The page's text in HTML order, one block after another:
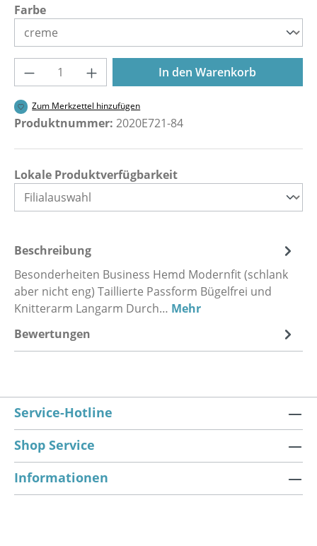
Farbeauswählen
Produkt Anzahl: Gib den gewünschten
In den Warenkorb
Zum Merkzettel hinzufügen
Produktnummer: 2020E721-84
Lokale Produktverfügbarkeit
Beschreibung
Besonderheiten Business Hemd Modernfit (schlank
aber nicht eng) Taillierte Passform Bügelfrei und
Knitterarm Langarm Durch… Mehr
Bewertungen
Service-Hotline
Shop Service
Informationen